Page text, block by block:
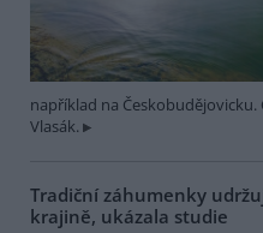
například na
Vlasák.
Tradiční záhumenky
krajině, ukázala studie